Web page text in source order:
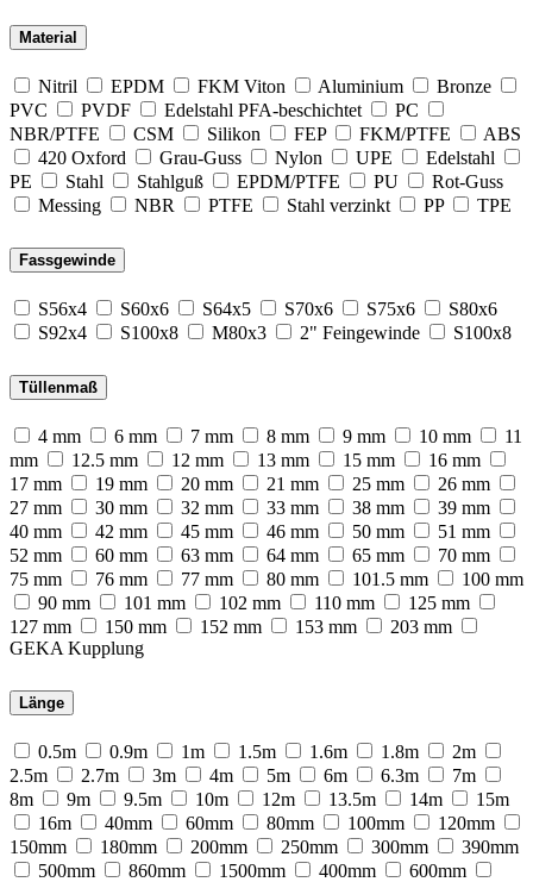
Material
Nitril EPDM FKM Viton Aluminium
Bronze
PVC
PVDF Edelstahl PFA-beschichtet
PC
NBR/PTFE
CSM Silikon FEP FKM/PTFE
ABS
420 Oxford
Grau-Guss Nylon UPE
Edelstahl
PE
Stahl Stahlguß EPDM/PTFE PU
Rot-Guss
Messing
NBR PTFE Stahl verzinkt PP TPE
Fassgewinde
S56x4 S60x6 S64x5 S70x6 S75x6
S80x6
S92x4
S100x8 M80x3 2" Feingewinde S100x8
Tüllenmaß
4 mm 6 mm 7 mm 8 mm 9 mm 10 mm
11
mm
12.5 mm 12 mm 13 mm 15 mm
16 mm
17 mm
19 mm 20 mm 21 mm 25 mm
26 mm
27 mm
30 mm 32 mm 33 mm 38 mm
39 mm
40 mm
42 mm 45 mm 46 mm 50 mm
51 mm
52 mm
60 mm 63 mm 64 mm 65 mm
70 mm
75 mm
76 mm 77 mm 80 mm 101.5 mm
100 mm
90 mm
101 mm 102 mm 110 mm
125 mm
127 mm
150 mm 152 mm 153 mm
203 mm
GEKA Kupplung
Länge
0.5m 0.9m 1m 1.5m 1.6m 1.8m
2m
2.5m
2.7m 3m 4m 5m 6m 6.3m
7m
8m
9m 9.5m 10m 12m 13.5m 14m
15m
16m
40mm 60mm 80mm 100mm
120mm
150mm
180mm 200mm 250mm 300mm
390mm
500mm
860mm 1500mm 400mm
600mm